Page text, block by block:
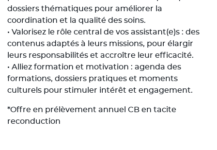
dossiers thématiques pour améliorer la
coordination et la qualité des soins.
• Valorisez le rôle central de vos assistant(e)s : des
contenus adaptés à leurs missions, pour élargir
leurs responsabilités et accroître leur efficacité.
• Alliez formation et motivation : agenda des
formations, dossiers pratiques et moments
culturels pour stimuler intérêt et engagement.
*Offre en prélèvement annuel CB en tacite
reconduction